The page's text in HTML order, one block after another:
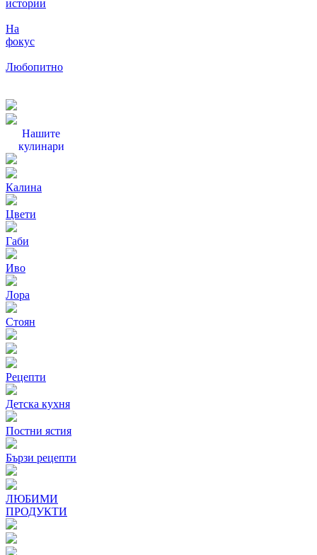
истории
На
фокус
Любопитно
Нашите
кулинари
Калина
Цвети
Габи
Иво
Лора
Стоян
Рецепти
Детска кухня
Постни ястия
Бързи рецепти
ЛЮБИМИ
ПРОДУКТИ